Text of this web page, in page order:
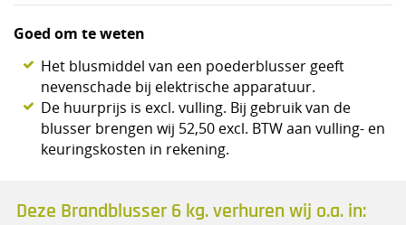
Goed om te weten
Het blusmiddel van een poederblusser geeft
nevenschade bij elektrische apparatuur.
De huurprijs is excl. vulling. Bij gebruik van de
blusser brengen wij 52,50 excl. BTW aan vulling- en
keuringskosten in rekening.
Deze Brandblusser 6 kg. verhuren wij o.a. in: